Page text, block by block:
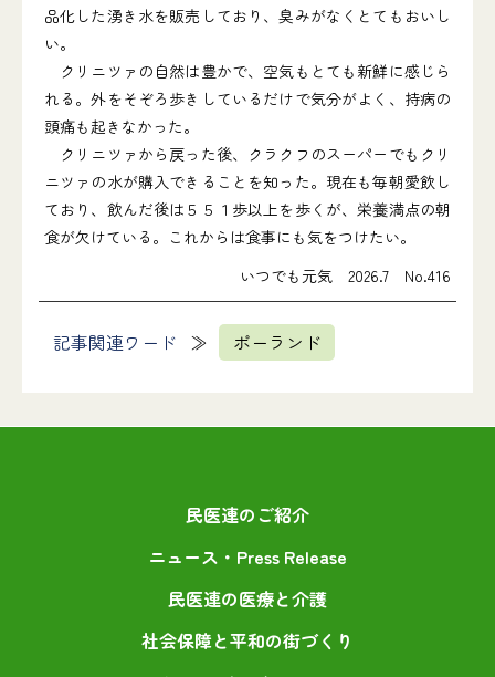
品化した湧き水を販売しており、臭みがなくとてもおいし
い。
クリニツァの自然は豊かで、空気もとても新鮮に感じら
れる。外をそぞろ歩きしているだけで気分がよく、持病の
頭痛も起きなかった。
クリニツァから戻った後、クラクフのスーパーでもクリ
ニツァの水が購入できることを知った。現在も毎朝愛飲し
ており、飲んだ後は５５１歩以上を歩くが、栄養満点の朝
食が欠けている。これからは食事にも気をつけたい。
いつでも元気 2026.7 No.416
記事関連ワード ポーランド
民医連のご紹介
ニュース・Press Release
民医連の医療と介護
社会保障と平和の街づくり